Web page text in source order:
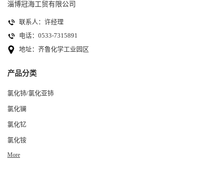
淄博冠海工贸有限公司
联系人：许经理
电话：0533-7315891
地址：齐鲁化学工业园区
产品分类
氯化铈/氯化亚铈
氯化镧
氯化钇
氯化铵
More